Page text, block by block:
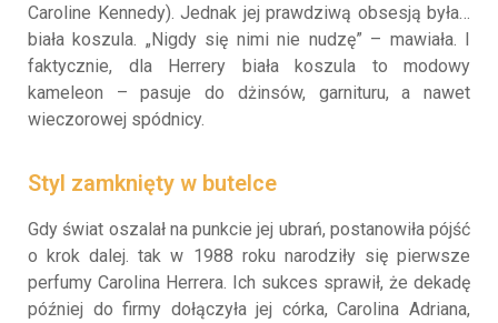
Caroline Kennedy). Jednak jej prawdziwą obsesją była…
biała koszula. „Nigdy się nimi nie nudzę” – mawiała. I
faktycznie, dla Herrery biała koszula to modowy
kameleon – pasuje do dżinsów, garnituru, a nawet
wieczorowej spódnicy.
Styl zamknięty w butelce
Gdy świat oszalał na punkcie jej ubrań, postanowiła pójść
o krok dalej. tak w 1988 roku narodziły się pierwsze
perfumy Carolina Herrera. Ich sukces sprawił, że dekadę
później do firmy dołączyła jej córka, Carolina Adriana,